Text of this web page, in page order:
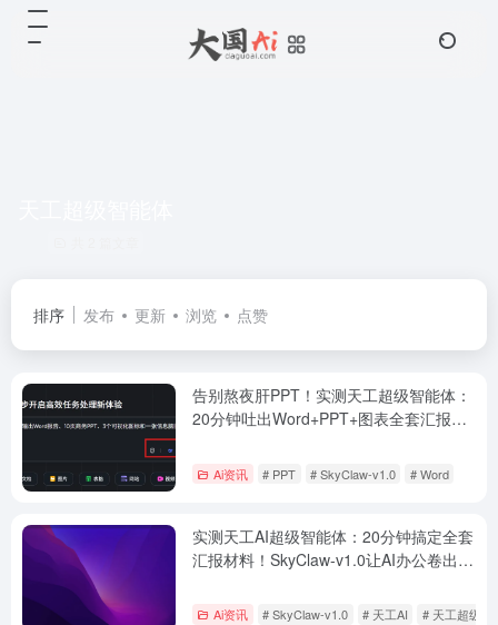
排序 发布 更新 浏览 点赞
告别熬夜肝PPT！实测天工超级智能体：
20分钟吐出Word+PPT+图表全套汇报，
Ai资讯 # PPT # SkyClaw-v1.0 # Word
实测天工AI超级智能体：20分钟搞定全套
汇报材料！SkyClaw-v1.0让AI办公卷出新
Ai资讯 # SkyClaw-v1.0 # 天工AI # 天工超级智